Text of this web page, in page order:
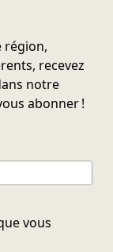
région,
recevez
notre
abonner !
vous